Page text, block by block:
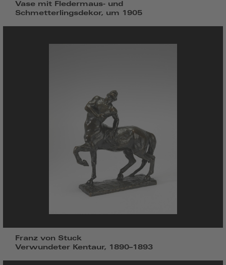
Vase mit Fledermaus- und
Schmetterlingsdekor, um 1905
Franz von Stuck
Verwundeter Kentaur, 1890–1893